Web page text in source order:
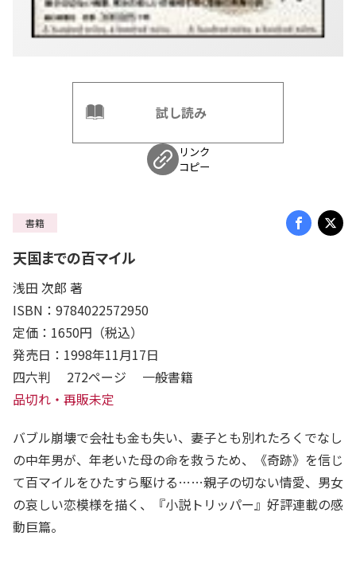
試し読み
リンク
コピー
書籍
天国までの百マイル
浅田 次郎 著
ISBN：9784022572950
定価：1650円（税込）
発売日：1998年11月17日
四六判 272ページ 一般書籍
品切れ・再販未定
バブル崩壊で会社も金も失い、妻子とも別れたろくでなし
の中年男が、年老いた母の命を救うため、《奇跡》を信じ
て百マイルをひたすら駆ける……親子の切ない情愛、男女
の哀しい恋模様を描く、『小説トリッパー』好評連載の感
動巨篇。